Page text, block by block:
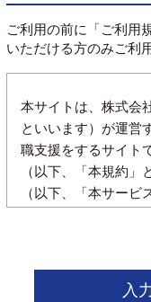
ご利用の前に「ご利用
いただける方のみご利
本サイトは、株式会
といいます）が運営
職支援をするサイト
（以下、「本規約
（以下、「本サービ
いいます）に適用さ
入